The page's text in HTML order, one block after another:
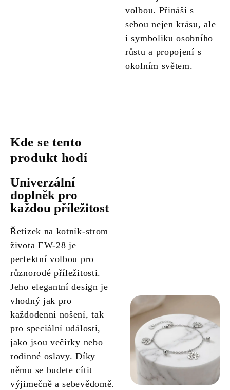
volbou. Přináší s
sebou nejen krásu, ale
i symboliku osobního
růstu a propojení s
okolním světem.
Kde se tento
produkt hodí
Univerzální
doplněk pro
každou příležitost
Řetízek na kotník-strom
života EW-28 je
perfektní volbou pro
různorodé příležitosti.
Jeho elegantní design je
vhodný jak pro
každodenní nošení, tak
pro speciální události,
jako jsou večírky nebo
rodinné oslavy. Díky
němu se budete cítit
výjimečně a sebevědomě.